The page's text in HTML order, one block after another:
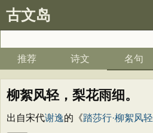
古文岛
推荐 诗文 名句
柳絮风轻，梨花雨细。
出自宋代谢逸的《踏莎行·柳絮风轻